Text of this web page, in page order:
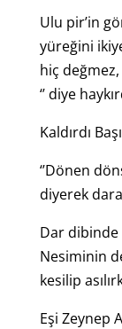
Ulu pir’in
yüreğini
hiç
‘’ diye
Kaldırdı
‘’Dönen
diyerek
Dar dibinde
Nesiminin
kesilip
Eşi Zeynep